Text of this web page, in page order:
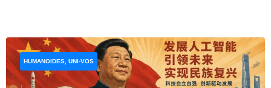
HUMANOIDES, UNI-VOS